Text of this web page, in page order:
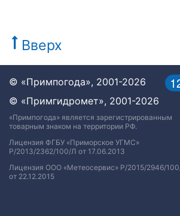
Вверх
© «Примпогода», 2001-2026
© «Примгидромет», 2001-2026
«Примпогода» является зарегистрированным
товарным знаком на территории РФ.
Лицензия ФГБУ «Приморское УГМС»
Р/2013/2362/100/Л от 17.06.2013
Лицензия ООО «Метеосервис» Р/2015/2946/
от 22.12.2015